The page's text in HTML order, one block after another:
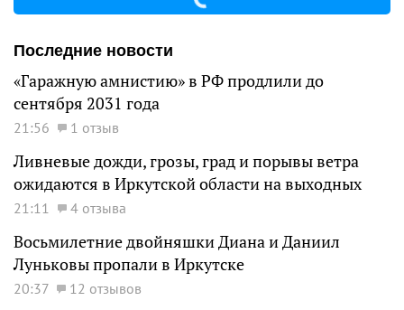
Последние новости
«Гаражную амнистию» в РФ продлили до
сентября 2031 года
21:56 1 отзыв
Ливневые дожди, грозы, град и порывы ветра
ожидаются в Иркутской области на выходных
21:11 4 отзыва
Восьмилетние двойняшки Диана и Даниил
Луньковы пропали в Иркутске
20:37 12 отзывов